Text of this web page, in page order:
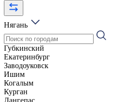
Нягань
Губкинский
Екатеринбург
Заводоуковск
Ишим
Когалым
Курган
Лангепас